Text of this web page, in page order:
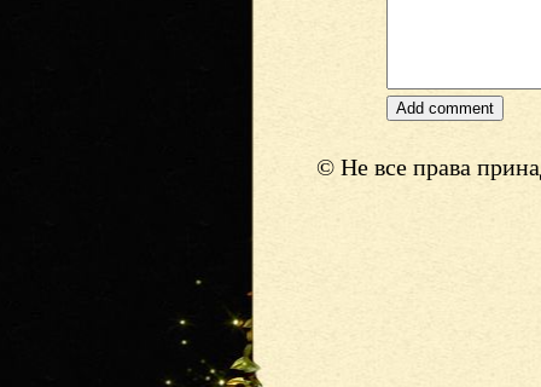
© Не все права